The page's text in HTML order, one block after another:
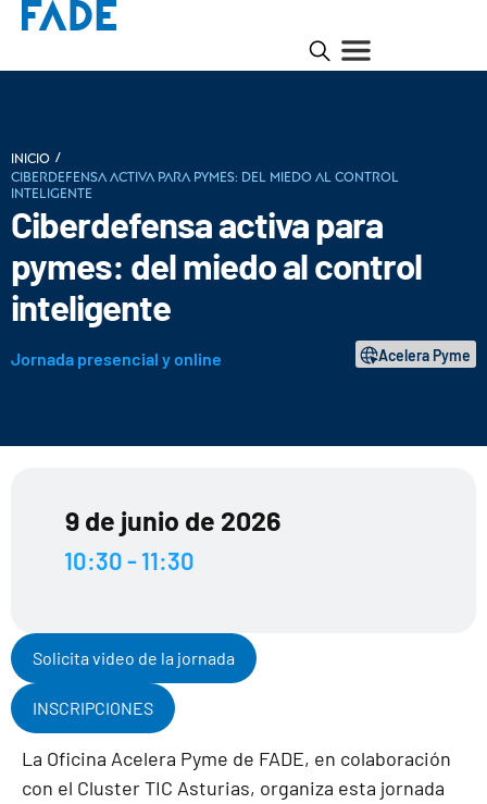
INICIO /
Ciberdefensa activa para pymes: del miedo al control
inteligente
Ciberdefensa activa para
pymes: del miedo al control
inteligente
Jornada presencial y online Acelera Pyme
9 de junio de 2026
10:30 - 11:30
La Oficina Acelera Pyme de FADE, en colaboración
con el Cluster TIC Asturias, organiza esta jornada
INSCRIPCIONES
Solicita video de la jornada